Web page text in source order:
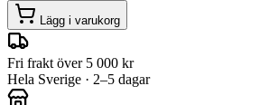
Lägg i varukorg
Fri frakt över 5 000 kr
Hela Sverige · 2–5 dagar